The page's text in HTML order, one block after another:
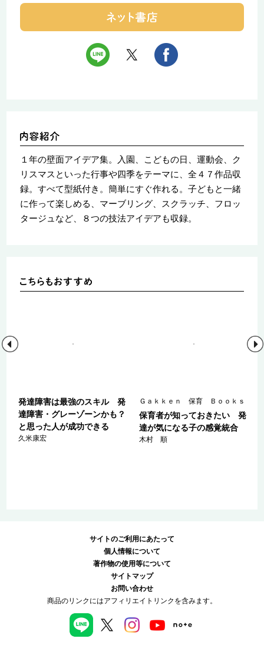
１年の壁面アイデア集。入園、こどもの日、運動会、ク
リスマスといった行事や四季をテーマに、全４７作品収
録。すべて型紙付き。簡単にすぐ作れる。子どもと一緒
に作って楽しめる、マーブリング、スクラッチ、フロッ
タージュなど、８つの技法アイデアも収録。
発達障害は最強のスキル 発
達障害・グレーゾーンかも？
と思った人が成功できる
久米康宏
Ｇａｋｋｅｎ 保育 Ｂｏｏｋｓ
保育者が知っておきたい 発
達が気になる子の感覚統合
木村 順
サイトのご利用にあたって
個人情報について
著作物の使用等について
サイトマップ
お問い合わせ
商品のリンクにはアフィリエイトリンクを含みます。